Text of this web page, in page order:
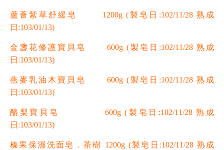
蘆薈紫草舒緩皂 1200g (製皂日:102/11/28 熟成
日:103/01/13)
金盞花修護寶貝皂 600g (製皂日:102/11/28 熟成
日:103/01/13)
燕麥乳油木寶貝皂 600g (製皂日:102/11/28 熟成
日:103/01/13)
酪梨寶貝皂 600g(製皂日:102/11/28 熟成
日:103/01/13)
榛果保濕洗面皂．茶樹 1200g (製皂日:102/11/28 熟成